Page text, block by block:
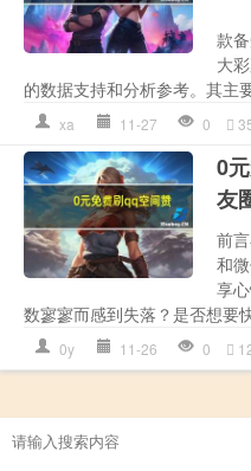
1.
款
大
的数据支持和分析参考。其主
xa 11-27 0
0
友
前
和
享
数寥寥而感到失落？是否想要
0y 11-26 0